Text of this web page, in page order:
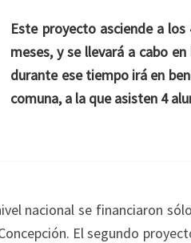
Este proyecto asciende a
meses, y se llevará a cabo
durante ese tiempo irá en
comuna, a la que asisten 4
nacional se financiaron
El segundo